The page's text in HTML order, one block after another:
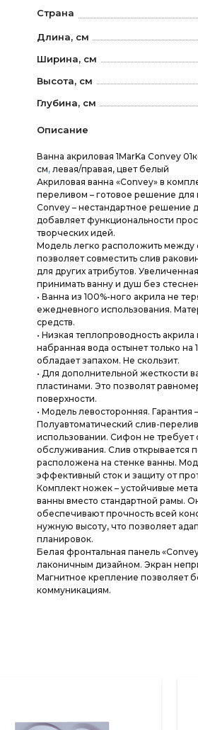
Страна
Длина, см
Ширина, см
Высота, см
Глубина, см
Описание
Ванна акриловая 1MarKa Convey
см,левая/правая, цвет белый
Акриловая ванна «Convey» в
переливом – готовое решение для
Convey – нестандартное решение
добавляет функциональности
творческих идей.
Модель легко расположить
позволяет совместить слив
для других атрибутов.
принимать ванну и душ без
• Ванна из 100%-ного акрила не
ежедневного использования.
средств.
• Низкая теплопроводность
набранная вода остынет только
обладает запахом. Не скользит.
• Для дополнительной жесткости
пластинами. Это позволят
поверхности.
• Модель левосторонняя. Гарантия –
Полуавтоматический слив-
использовании. Сифон не
обслуживания. Слив открывается
расположена на стенке ванны.
эффективный сток и защиту от
Комплект ножек – устойчивые
ванны вместо стандартной рамы.
обеспечивают прочность всей
нужную высоту, что позволяет
планировок.
Белая фронтальная панель
лаконичным дизайном. Экран
Магнитное крепление позволяет
коммуникациям.